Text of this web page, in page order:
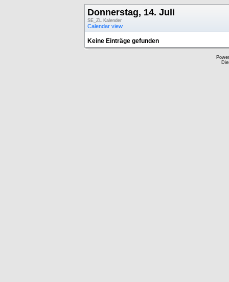
Donnerstag, 14. Juli
SE_ZL Kalender
Calendar view
Keine Einträge gefunden